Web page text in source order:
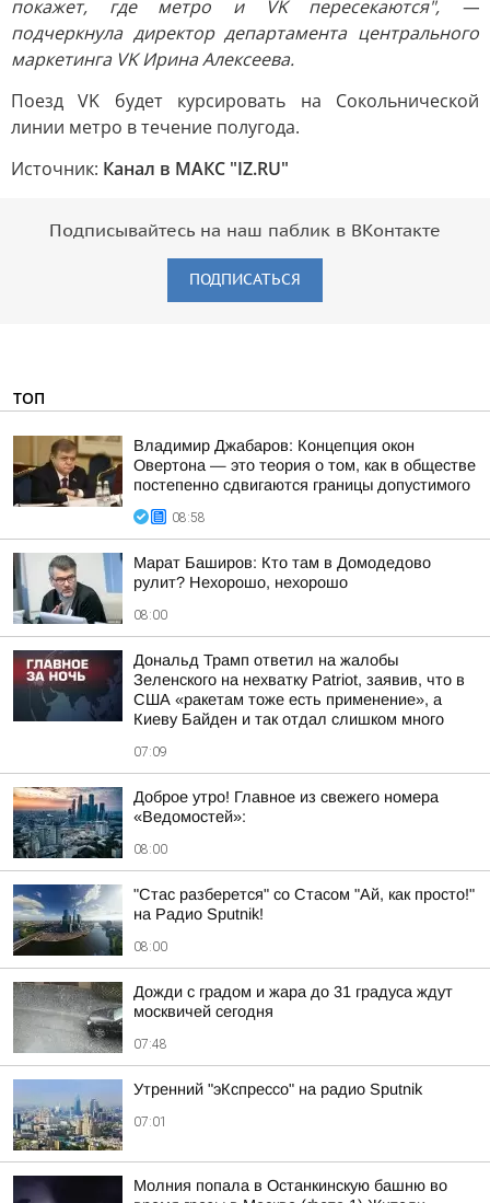
покажет, где метро и VK пересекаются", —
подчеркнула директор департамента центрального
маркетинга VK Ирина Алексеева.
Поезд VK будет курсировать на Сокольнической
линии метро в течение полугода.
Источник: Канал в МАКС "IZ.RU"
Подписывайтесь на наш паблик в ВКонтакте
ПОДПИСАТЬСЯ
ТОП
Владимир Джабаров: Концепция окон
Овертона — это теория о том, как в обществе
постепенно сдвигаются границы допустимого
08:58
Марат Баширов: Кто там в Домодедово
рулит? Нехорошо, нехорошо
08:00
Дональд Трамп ответил на жалобы
Зеленского на нехватку Patriot, заявив, что в
США «ракетам тоже есть применение», а
Киеву Байден и так отдал слишком много
07:09
Доброе утро! Главное из свежего номера
«Ведомостей»:
08:00
"Стас разберется" со Стасом "Ай, как просто!"
на Радио Sputnik!
08:00
Дожди с градом и жара до 31 градуса ждут
москвичей сегодня
07:48
Утренний "эКспрессо" на радио Sputnik
07:01
Молния попала в Останкинскую башню во